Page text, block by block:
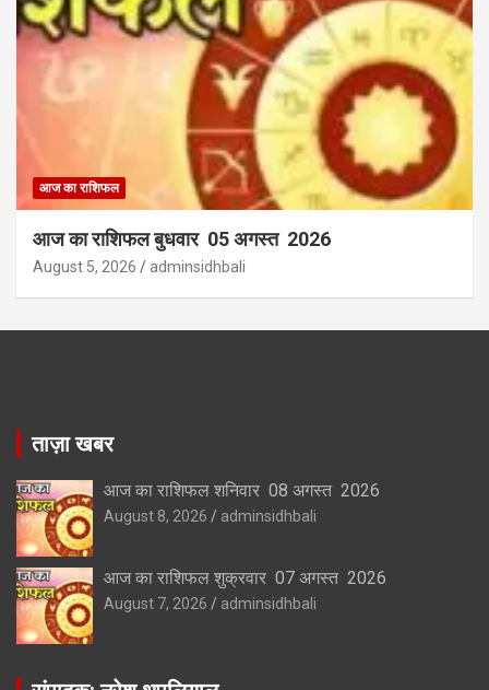
आज का राशिफल
आज का राशिफल बुधवार 05 अगस्त 2026
August 5, 2026 adminsidhbali
ताज़ा खबर
आज का राशिफल शनिवार 08 अगस्त 2026
August 8, 2026 adminsidhbali
आज का राशिफल शुक्रवार 07 अगस्त 2026
August 7, 2026 adminsidhbali